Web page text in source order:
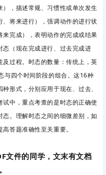
），描述常规、习惯性或单次发生
、将来进行），强调动作的进行状
来完成），表明动作的完成或结果
态 （现在完成进行、过去完成进
及过程。时态的数量 ：传统上，英
与四个时间阶段的组合。这16种
形式，分别应用于现在、过去、
中，重点考查的是时态的正确使
。理解时态之间的细微差别，如
答题准确性至关重要。
文件的同学，文末有文档